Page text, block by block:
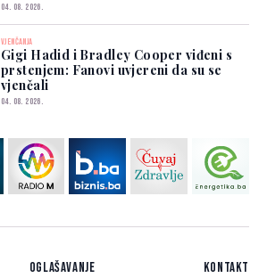
04. 08. 2026.
VJENČANJA
Gigi Hadid i Bradley Cooper viđeni s
prstenjem: Fanovi uvjereni da su se
vjenčali
04. 08. 2026.
Oglašavanje Kontakt